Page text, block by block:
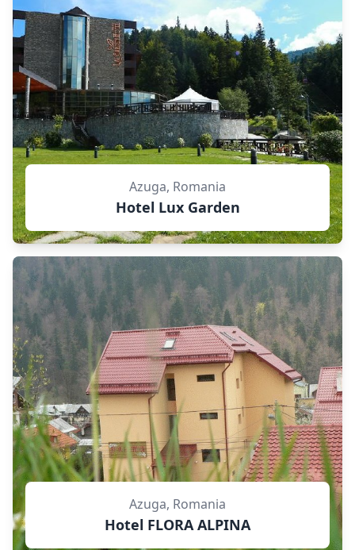
Azuga, Romania
Hotel Lux Garden
Azuga, Romania
Hotel FLORA ALPINA